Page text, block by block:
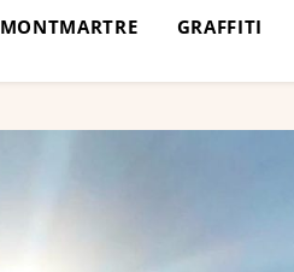
MONTMARTRE GRAFFITI